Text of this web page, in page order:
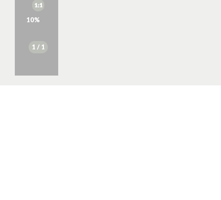
10%
1 / 1